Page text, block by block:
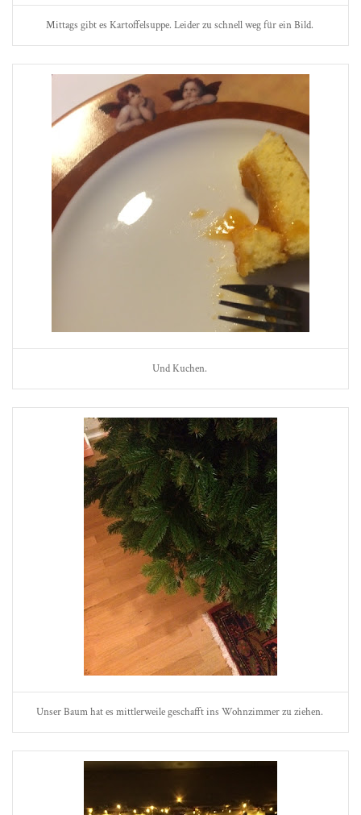
Mittags gibt es Kartoffelsuppe. Leider zu schnell weg für ein Bild.
Und Kuchen.
Unser Baum hat es mittlerweile geschafft ins Wohnzimmer zu ziehen.